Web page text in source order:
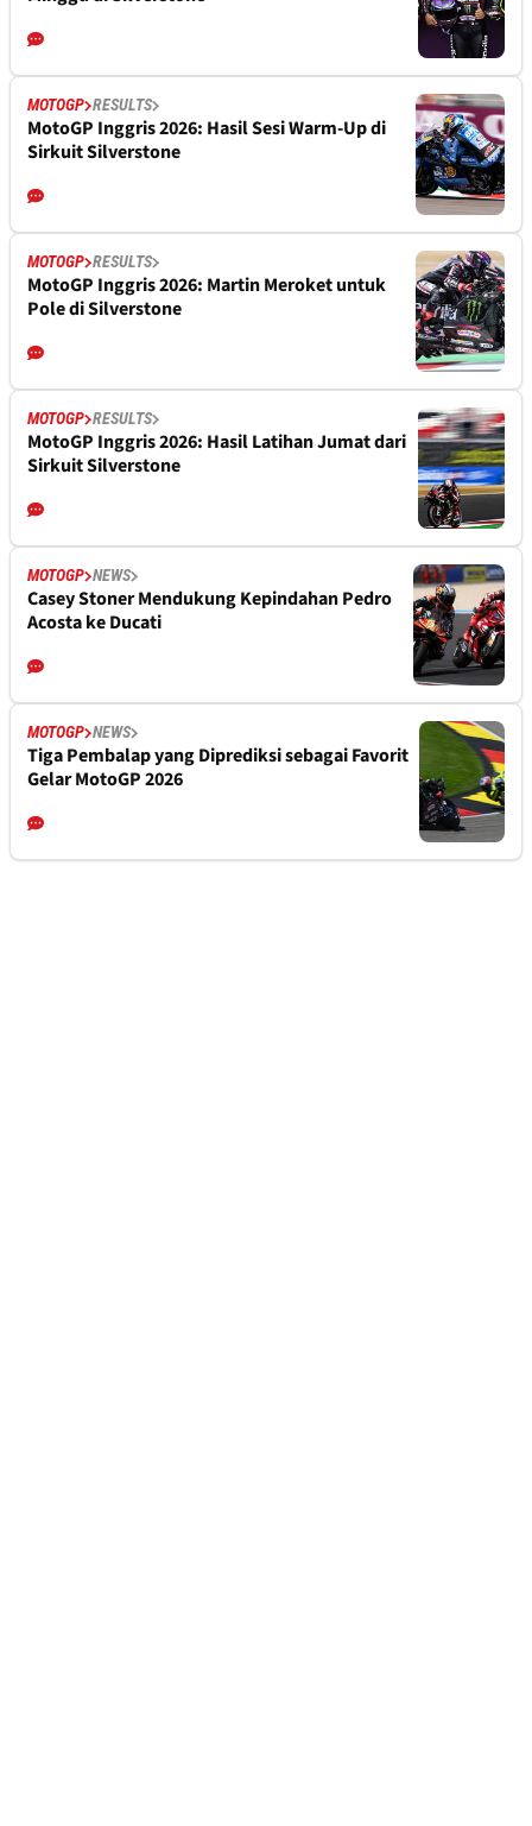
MOTOGP RESULTS
MotoGP Inggris 2026: Hasil Sesi Warm-Up di
Sirkuit Silverstone
MOTOGP RESULTS
MotoGP Inggris 2026: Martin Meroket untuk
Pole di Silverstone
MOTOGP RESULTS
MotoGP Inggris 2026: Hasil Latihan Jumat dari
Sirkuit Silverstone
MOTOGP NEWS
Casey Stoner Mendukung Kepindahan Pedro
Acosta ke Ducati
MOTOGP NEWS
Tiga Pembalap yang Diprediksi sebagai Favorit
Gelar MotoGP 2026